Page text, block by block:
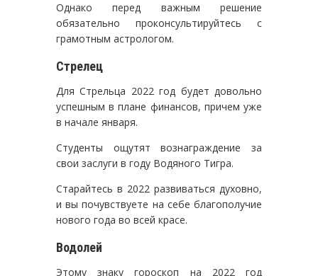
Однако перед важным решение
обязательно проконсультируйтесь с
грамотным астрологом.
Стрелец
Для Стрельца 2022 год будет довольно
успешным в плане финансов, причем уже
в начале января.
Студенты ощутят вознаграждение за
свои заслуги в году Водяного Тигра.
Старайтесь в 2022 развиваться духовно,
и вы почувствуете на себе благополучие
нового года во всей красе.
Водолей
Этому знаку гороскоп на 2022 год